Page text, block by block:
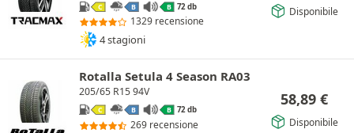
C B B 72 db
1329 recensione
4 stagioni
Disponibile
Rotalla Setula 4 Season RA03
205/65 R15 94V
C B B 72 db
269 recensione
58,89 €
Disponibile